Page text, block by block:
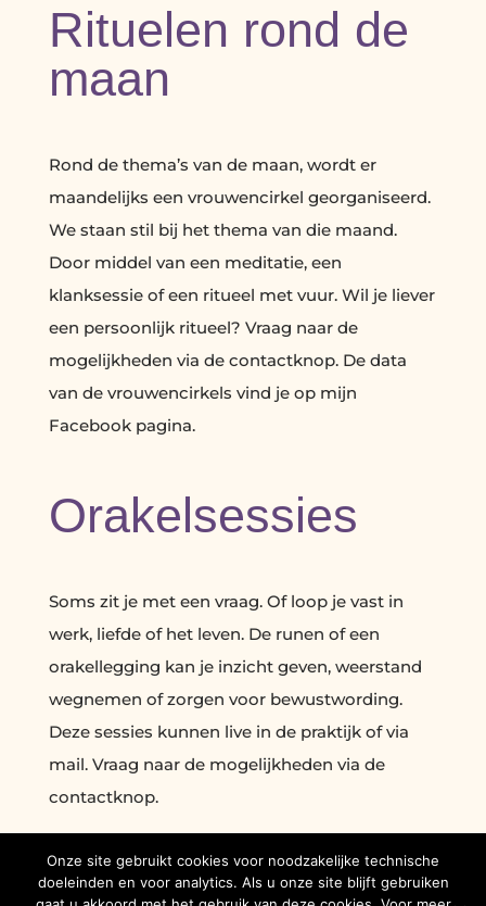
Rituelen rond de
maan
Rond de thema’s van de maan, wordt er
maandelijks een vrouwencirkel georganiseerd.
We staan stil bij het thema van die maand.
Door middel van een meditatie, een
klanksessie of een ritueel met vuur. Wil je liever
een persoonlijk ritueel? Vraag naar de
mogelijkheden via de contactknop. De data
van de vrouwencirkels vind je op mijn
Facebook pagina.
Orakelsessies
Soms zit je met een vraag. Of loop je vast in
werk, liefde of het leven. De runen of een
orakellegging kan je inzicht geven, weerstand
wegnemen of zorgen voor bewustwording.
Deze sessies kunnen live in de praktijk of via
mail. Vraag naar de mogelijkheden via de
contactknop.
Onze site gebruikt cookies voor noodzakelijke technische
doeleinden en voor analytics. Als u onze site blijft gebruiken